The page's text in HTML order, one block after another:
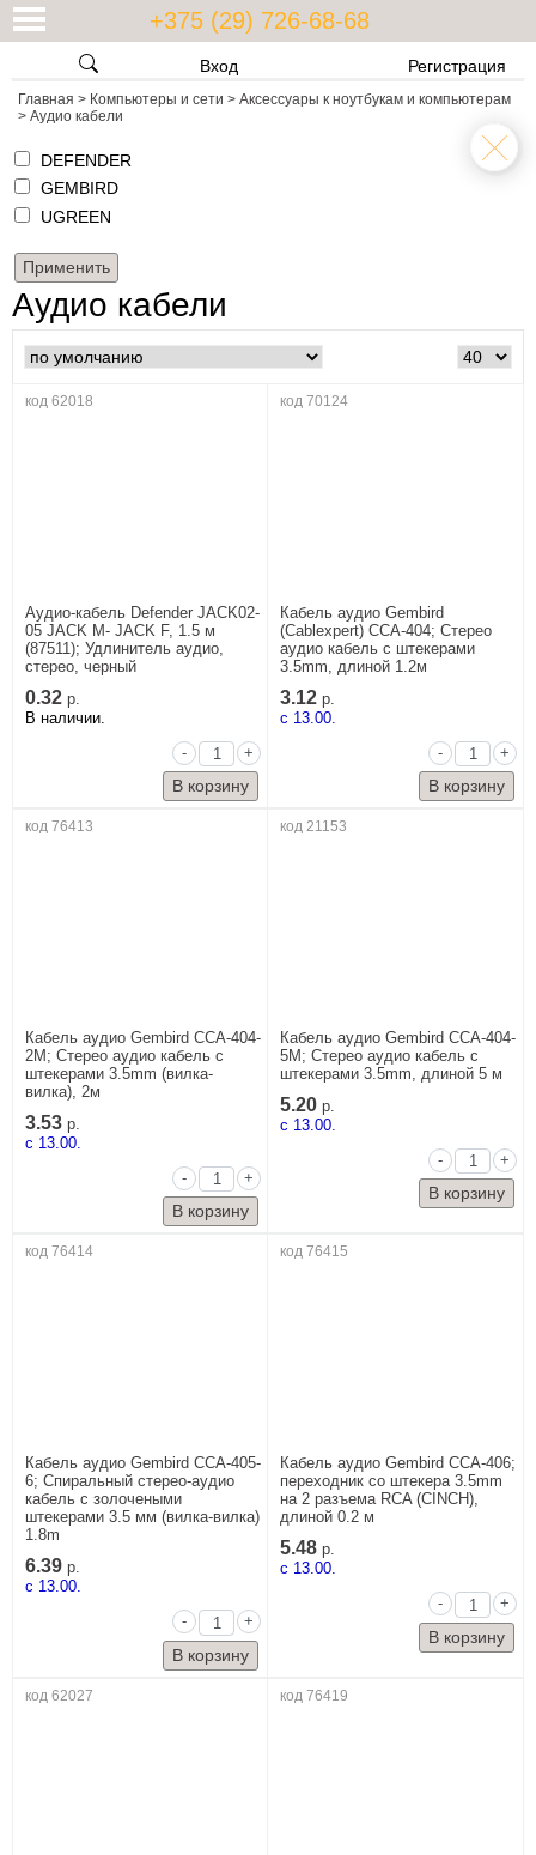
+375 (29) 726-68-68
Вход Регистрация
Главная > Компьютеры и сети > Аксессуары к ноутбукам и компьютерам
> Аудио кабели
DEFENDER
GEMBIRD
UGREEN
Аудио кабели
код 62018
Аудио-кабель Defender JACK02-
05 JACK M- JACK F, 1.5 м
(87511); Удлинитель аудио,
стерео, черный
0.32 р.
В наличии.
-
+
код 70124
Кабель аудио Gembird
(Cablexpert) CCA-404; Стерео
аудио кабель с штекерами
3.5mm, длиной 1.2м
3.12 р.
c 13.00.
-
+
код 76413
Кабель аудио Gembird CCA-404-
2M; Стерео аудио кабель с
штекерами 3.5mm (вилка-
вилка), 2м
3.53 р.
c 13.00.
-
+
код 21153
Кабель аудио Gembird CCA-404-
5M; Стерео аудио кабель с
штекерами 3.5mm, длиной 5 м
5.20 р.
c 13.00.
-
+
код 76414
Кабель аудио Gembird CCA-405-
6; Спиральный стерео-аудио
кабель с золочеными
штекерами 3.5 мм (вилка-вилка)
1.8m
6.39 р.
c 13.00.
-
+
код 76415
Кабель аудио Gembird CCA-406;
переходник со штекера 3.5mm
на 2 разъема RCA (CINCH),
длиной 0.2 м
5.48 р.
c 13.00.
-
+
код 62027 код 76419